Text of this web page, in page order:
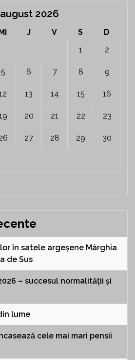
august 2026
J V S
D
1
2
5 6 7 8 9
13 14 15 16
20 21 22 23
27 28 29 30
în satele argeșene Mârghia
de Sus
– succesul normalității și
lume
cele mai mari pensii